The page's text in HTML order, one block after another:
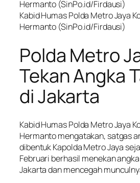
Kabid Humas Polda Metro Jaya
Hermanto (SinPo.id/Firdausi)
Polda Metro
Tekan Angka
di Jakarta
Kabid Humas Polda Metro Jaya
Hermanto mengatakan, satgas
dibentuk Kapolda Metro Jaya
Februari berhasil menekan
Jakarta dan mencegah